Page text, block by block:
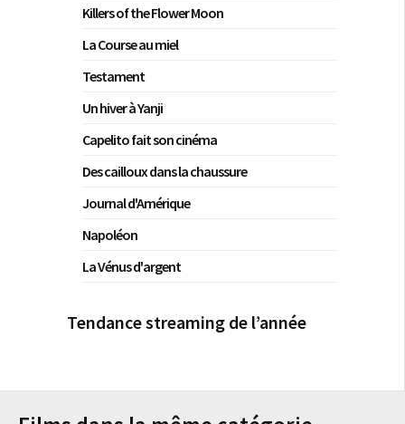
Killers of the Flower Moon
La Course au miel
Testament
Un hiver à Yanji
Capelito fait son cinéma
Des cailloux dans la chaussure
Journal d'Amérique
Napoléon
La Vénus d'argent
Tendance streaming de l’année